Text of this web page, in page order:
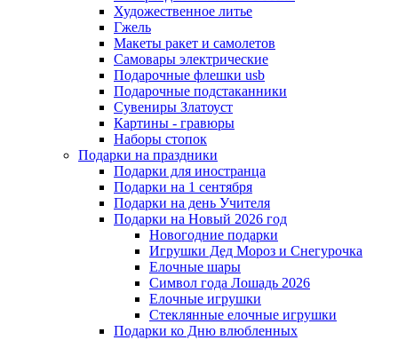
Художественное литье
Гжель
Макеты ракет и самолетов
Самовары электрические
Подарочные флешки usb
Подарочные подстаканники
Сувениры Златоуст
Картины - гравюры
Наборы стопок
Подарки на праздники
Подарки для иностранца
Подарки на 1 сентября
Подарки на день Учителя
Подарки на Новый 2026 год
Новогодние подарки
Игрушки Дед Мороз и Снегурочка
Елочные шары
Символ года Лошадь 2026
Елочные игрушки
Стеклянные елочные игрушки
Подарки ко Дню влюбленных